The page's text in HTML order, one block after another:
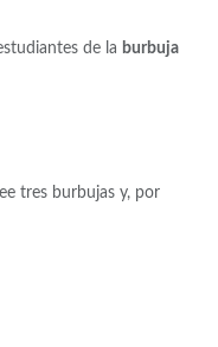
de la burbuja
tres burbujas y, por